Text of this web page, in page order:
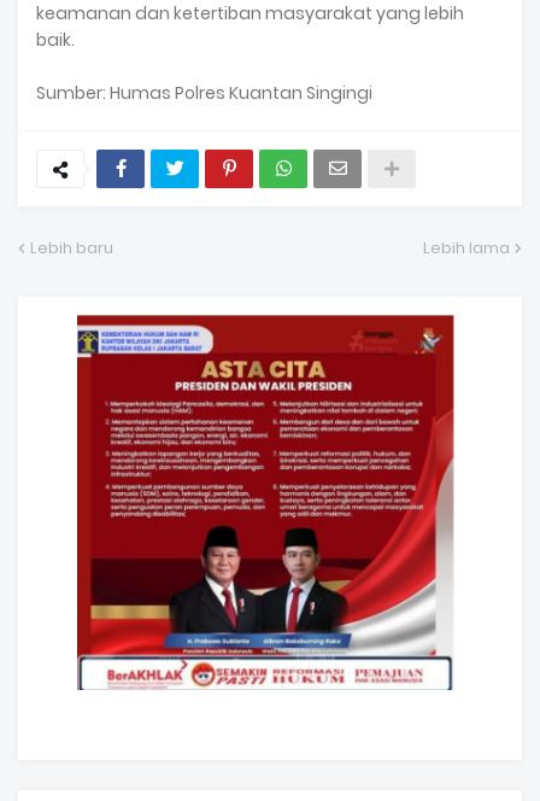
keamanan dan ketertiban masyarakat yang lebih
baik.
Sumber: Humas Polres Kuantan Singingi
Lebih baru Lebih lama